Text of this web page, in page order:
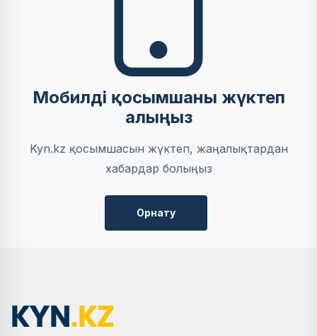
Мобилді қосымшаны жүктеп
алыңыз
Kyn.kz қосымшасын жүктеп, жаңалықтардан
хабардар болыңыз
Орнату